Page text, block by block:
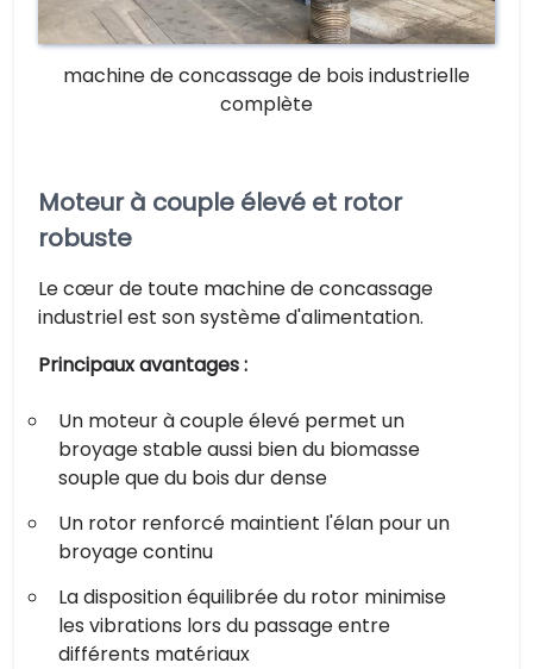
machine de concassage de bois industrielle
complète
Moteur à couple élevé et rotor
robuste
Le cœur de toute machine de concassage
industriel est son système d'alimentation.
Principaux avantages :
Un moteur à couple élevé permet un
broyage stable aussi bien du biomasse
souple que du bois dur dense
Un rotor renforcé maintient l'élan pour un
broyage continu
La disposition équilibrée du rotor minimise
les vibrations lors du passage entre
différents matériaux